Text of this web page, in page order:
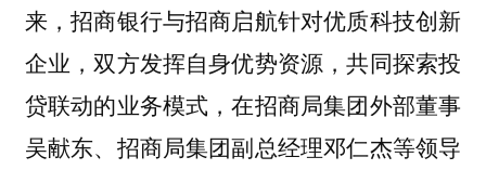
来，招商银行与招商启航针对优质科技创新
企业，双方发挥自身优势资源，共同探索投
贷联动的业务模式，在招商局集团外部董事
吴献东、招商局集团副总经理邓仁杰等领导